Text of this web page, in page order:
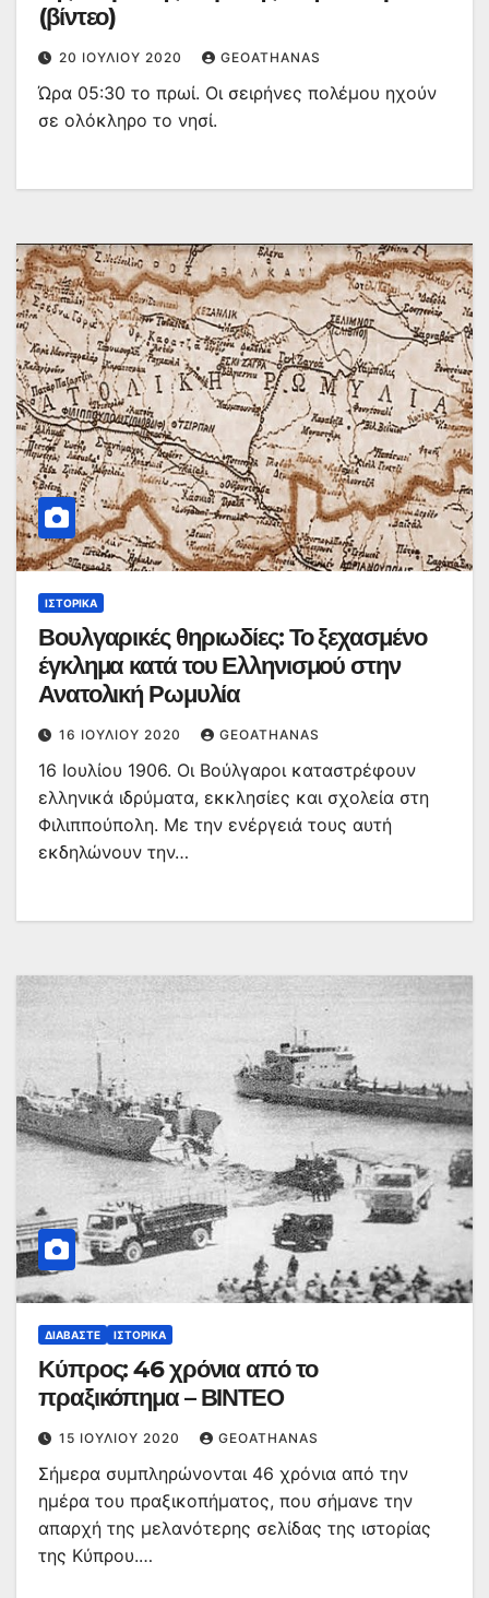
(βίντεο)
20 ΙΟΥΛΊΟΥ 2020 GEOATHANAS
Ώρα 05:30 το πρωί. Οι σειρήνες πολέμου ηχούν
σε ολόκληρο το νησί.
ΙΣΤΟΡΙΚΆ
Βουλγαρικές θηριωδίες: Το ξεχασμένο
έγκλημα κατά του Ελληνισμού στην
Ανατολική Ρωμυλία
16 ΙΟΥΛΊΟΥ 2020 GEOATHANAS
16 Ιουλίου 1906. Οι Βούλγαροι καταστρέφουν
ελληνικά ιδρύματα, εκκλησίες και σχολεία στη
Φιλιππούπολη. Με την ενέργειά τους αυτή
εκδηλώνουν την…
ΔΙΑΒΆΣΤΕ ΙΣΤΟΡΙΚΆ
Κύπρος: 46 χρόνια από το
πραξικόπημα – ΒΙΝΤΕΟ
15 ΙΟΥΛΊΟΥ 2020 GEOATHANAS
Σήμερα συμπληρώνονται 46 χρόνια από την
ημέρα του πραξικοπήματος, που σήμανε την
απαρχή της μελανότερης σελίδας της ιστορίας
της Κύπρου.…